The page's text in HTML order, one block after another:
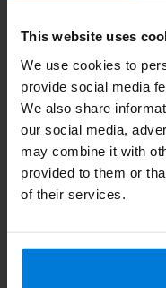
This website uses
We use cookies to
provide social media
We also share
our social media,
may combine it with
provided to them or
of their services.
Informations
Si vous avez des
service clientèle. Ou